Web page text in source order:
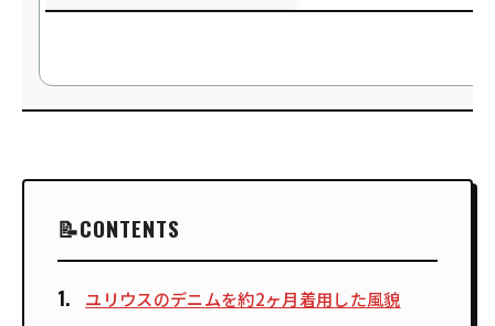
CONTENTS
ユリウスのデニムを約2ヶ月着用した風貌